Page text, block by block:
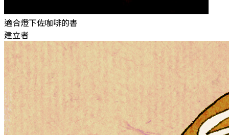
適合燈下佐咖啡的書
建立者